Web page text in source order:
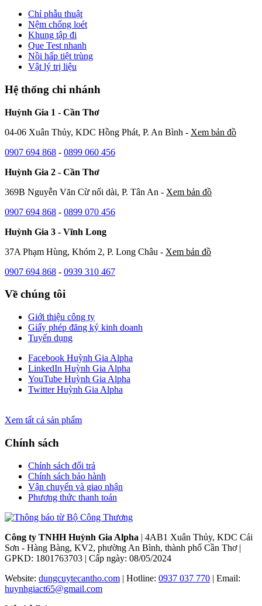
Chỉ phẫu thuật
Nệm chống loét
Khung tập đi
Que Test nhanh
Nồi hấp tiệt trùng
Vật lý trị liệu
Hệ thống chi nhánh
Huỳnh Gia 1 - Cần Thơ
04-06 Xuân Thủy, KDC Hồng Phát, P. An Bình - Xem bản đồ
0907 694 868 - 0899 060 456
Huỳnh Gia 2 - Cần Thơ
369B Nguyễn Văn Cừ nối dài, P. Tân An - Xem bản đồ
0907 694 868 - 0899 070 456
Huỳnh Gia 3 - Vĩnh Long
37A Phạm Hùng, Khóm 2, P. Long Châu - Xem bản đồ
0907 694 868 - 0939 310 467
Về chúng tôi
Giới thiệu công ty
Giấy phép đăng ký kinh doanh
Tuyển dụng
Facebook Huỳnh Gia Alpha
LinkedIn Huỳnh Gia Alpha
YouTube Huỳnh Gia Alpha
Twitter Huỳnh Gia Alpha
Xem tất cả sản phẩm
Chính sách
Chính sách đổi trả
Chính sách bảo hành
Vận chuyển và giao nhận
Phương thức thanh toán
Công ty TNHH Huỳnh Gia Alpha | 4AB1 Xuân Thủy, KDC Cái
Sơn - Hàng Bàng, KV2, phường An Bình, thành phố Cần Thơ |
GPKD: 1801763703 | Cấp ngày: 08/05/2024
Website: dungcuytecantho.com | Hotline: 0937 037 770 | Email:
huynhgiact65@gmail.com